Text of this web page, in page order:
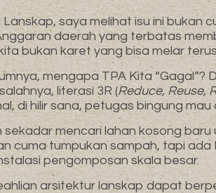
saya melihat isu ini bukan
daerah yang terbatas
bukan karet yang bisa melar
mengapa TPA Kita
literasi 3R (Reduce, Reuse,
di hilir sana, petugas bingung
sekadar mencari lahan kosong
cuma tumpukan sampah, tapi
pengomposan skala besar.
arsitektur lanskap dapat